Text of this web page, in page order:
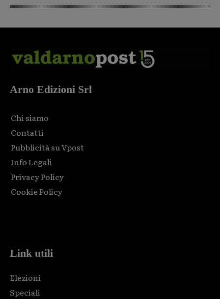
Arno Edizioni Srl
Chi siamo
Contatti
Pubblicità su Vpost
Info Legali
Privacy Policy
Cookie Policy
Link utili
Elezioni
Speciali